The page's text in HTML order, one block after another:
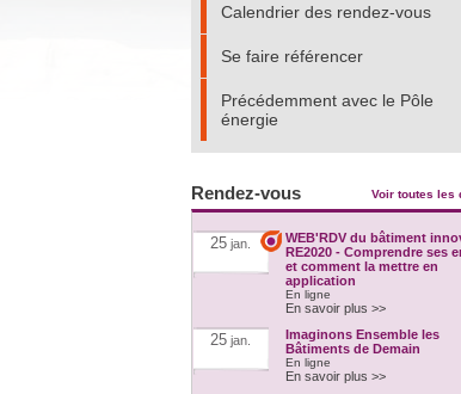
Calendrier des rendez-vous
Se faire référencer
Précédemment avec le Pôle
énergie
Rendez-vous Voir toutes les
25 jan.
WEB'RDV du bâtiment
RE2020 - Comprendre ses
et comment la mettre en
application
En ligne
En savoir plus >>
25 jan.
Imaginons Ensemble les
Bâtiments de Demain
En ligne
En savoir plus >>